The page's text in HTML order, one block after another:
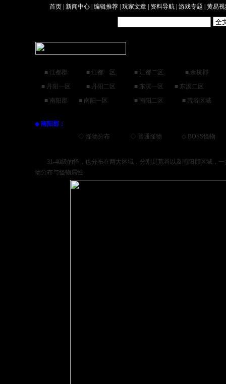
首页 新闻中心 编辑推荐 玩家文章 资料导航 游戏专题 黄易
■江都郡 ■江都一区 ■江都二区 ■余杭郡
■ 丹阳一区 ■ 丹阳二区 ■ 东溟一区 ■ 东溟二区
■ 南阳郡 ■ 南阳一区 ■ 南阳二区 ■荒谷区域
◆南阳郡：
◇ 怪物分布 ◇ 普通怪物 ◇ BOSS怪物
31-40级的怪，也分布在两大区域，分别是荒谷以及南阳郡区域，一
物分布与怪物属性